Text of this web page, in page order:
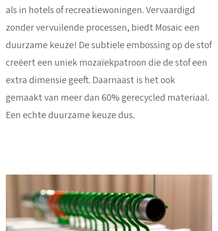
als in hotels of recreatiewoningen. Vervaardigd
zonder vervuilende processen, biedt Mosaic een
duurzame keuze! De subtiele embossing op de stof
creëert een uniek mozaïekpatroon die de stof een
extra dimensie geeft. Daarnaast is het ook
gemaakt van meer dan 60% gerecycled materiaal.
Een echte duurzame keuze dus.